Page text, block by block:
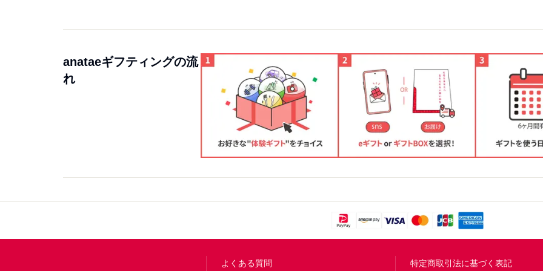
anataeギフティングの流
れ
よくある質問 特定商取引法に基づく表記